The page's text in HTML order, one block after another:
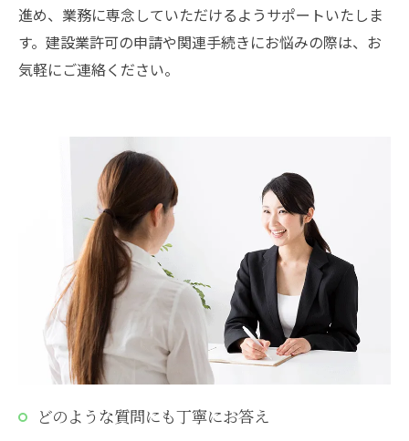
進め、業務に専念していただけるようサポートいたしま
す。建設業許可の申請や関連手続きにお悩みの際は、お
気軽にご連絡ください。
どのような質問にも丁寧にお答え